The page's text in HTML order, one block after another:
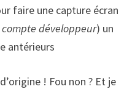
faire une capture écran
développeur) un
antérieurs
! Fou non ? Et je